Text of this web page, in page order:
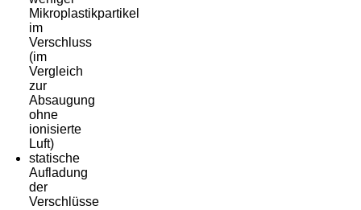
Mikroplastikpartikel
im
Verschluss
(im
Vergleich
zur
Absaugung
ohne
ionisierte
Luft)
statische
Aufladung
der
Verschlüsse